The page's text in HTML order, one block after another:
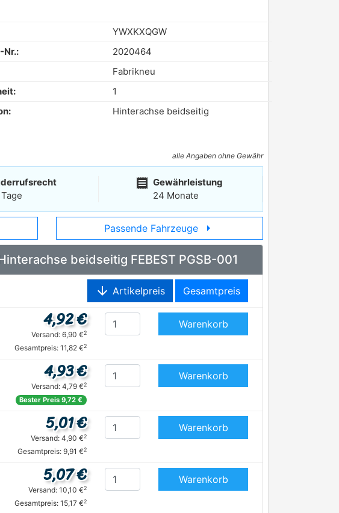
YWXKXQGW
Nr.:
2020464
Fabrikneu
1
Hinterachse beidseitig
alle Angaben ohne Gewähr
receipt Gewährleistung
24 Monate
Passende Fahrzeuge arrow_right
beidseitig FEBEST PGSB-001
arrow_downward Artikelpreis Gesamtpreis
4,92 €
Versand: 6,90 €2
Gesamtpreis: 11,82 €2
Warenkorb
4,93 €
Versand: 4,79 €2
Bester Preis 9,72 €
Warenkorb
5,01 €
Versand: 4,90 €2
Gesamtpreis: 9,91 €2
Warenkorb
5,07 €
Versand: 10,10 €2
Gesamtpreis: 15,17 €2
Warenkorb